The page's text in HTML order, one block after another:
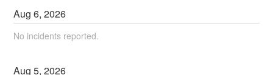
Aug6,2026
No incidents reported.
Aug5,2026